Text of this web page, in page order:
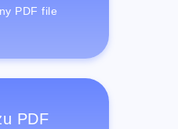
PDF file
PDF